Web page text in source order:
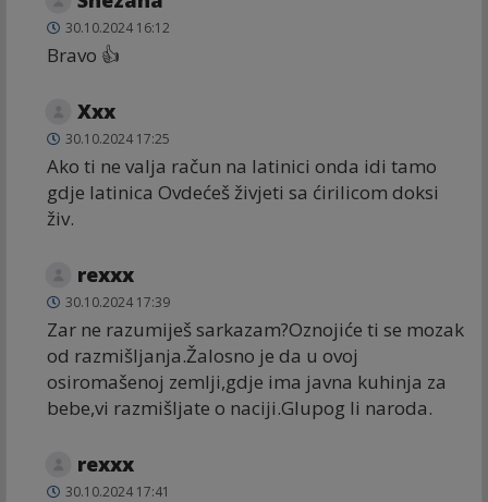
30.10.2024 16:12
Bravo 👍
Xxx
30.10.2024 17:25
Ako ti ne valja račun na latinici onda idi tamo
gdje latinica Ovdećeš živjeti sa ćirilicom doksi
živ.
rexxx
30.10.2024 17:39
Zar ne razumiješ sarkazam?Oznojiće ti se mozak
od razmišljanja.Žalosno je da u ovoj
osiromašenoj zemlji,gdje ima javna kuhinja za
bebe,vi razmišljate o naciji.Glupog li naroda.
rexxx
30.10.2024 17:41